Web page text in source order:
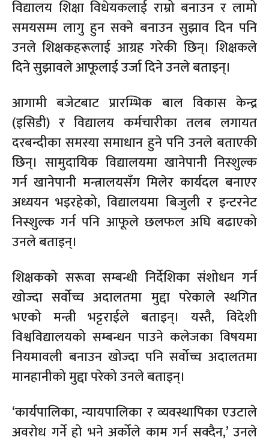
विद्यालय शिक्षा विधेयकलाई राम्रो बनाउन र लामो
समयसम्म लागु हुन सक्ने बनाउन सुझाव दिन पनि
उनले शिक्षकहरूलाई आग्रह गरेकी छिन्। शिक्षकले
दिने सुझावले आफूलाई उर्जा दिने उनले बताइन्।
आगामी बजेटबाट प्रारम्भिक बाल विकास केन्द्र
(इसिडी) र विद्यालय कर्मचारीका तलब लगायत
दरबन्दीका समस्या समाधान हुने पनि उनले बताएकी
छिन्। सामुदायिक विद्यालयमा खानेपानी निस्शुल्क
गर्न खानेपानी मन्त्रालयसँग मिलेर कार्यदल बनाएर
अध्ययन भइरहेको, विद्यालयमा बिजुली र इन्टरनेट
निस्शुल्क गर्न पनि आफूले छलफल अघि बढाएको
उनले बताइन्।
शिक्षकको सरूवा सम्बन्धी निर्देशिका संशोधन गर्न
खोज्दा सर्वोच्च अदालतमा मुद्दा परेकाले स्थगित
भएको मन्त्री भट्टराईले बताइन्। यस्तै, विदेशी
विश्वविद्यालयको सम्बन्धन पाउने कलेजका विषयमा
नियमावली बनाउन खोज्दा पनि सर्वोच्च अदालतमा
मानहानीको मुद्दा परेको उनले बताइन्।
‘कार्यपालिका, न्यायपालिका र व्यवस्थापिका एउटाले
अवरोध गर्ने हो भने अर्कोले काम गर्न सक्दैन,’ उनले